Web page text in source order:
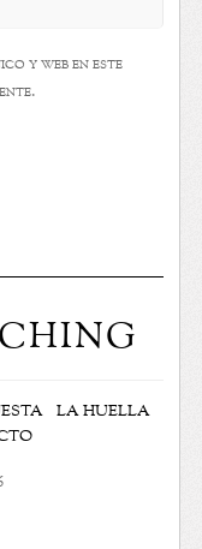
y web en este
LA HUELLA